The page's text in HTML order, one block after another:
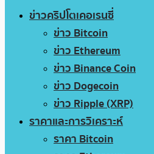
ข่าวคริปโตเคอเรนซี่
ข่าว Bitcoin
ข่าว Ethereum
ข่าว Binance Coin
ข่าว Dogecoin
ข่าว Ripple (XRP)
ราคาและการวิเคราะห์
ราคา Bitcoin